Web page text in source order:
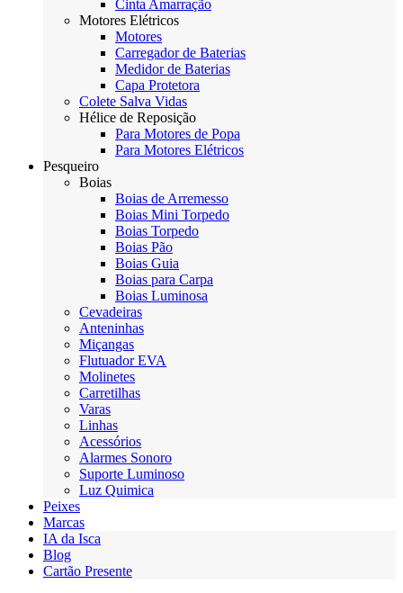
Cinta Amarração
Motores Elétricos
Motores
Carregador de Baterias
Medidor de Baterias
Capa Protetora
Colete Salva Vidas
Hélice de Reposição
Para Motores de Popa
Para Motores Elétricos
Pesqueiro
Boias
Boias de Arremesso
Boias Mini Torpedo
Boias Torpedo
Boias Pão
Boias Guia
Boias para Carpa
Boias Luminosa
Cevadeiras
Anteninhas
Miçangas
Flutuador EVA
Molinetes
Carretilhas
Varas
Linhas
Acessórios
Alarmes Sonoro
Suporte Luminoso
Luz Quimica
Peixes
Marcas
IA da Isca
Blog
Cartão Presente